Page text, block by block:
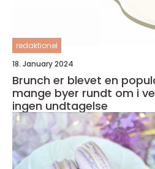
redaktionel
18. January 2024
Brunch er blevet en
mange byer rundt om i
ingen undtagelse